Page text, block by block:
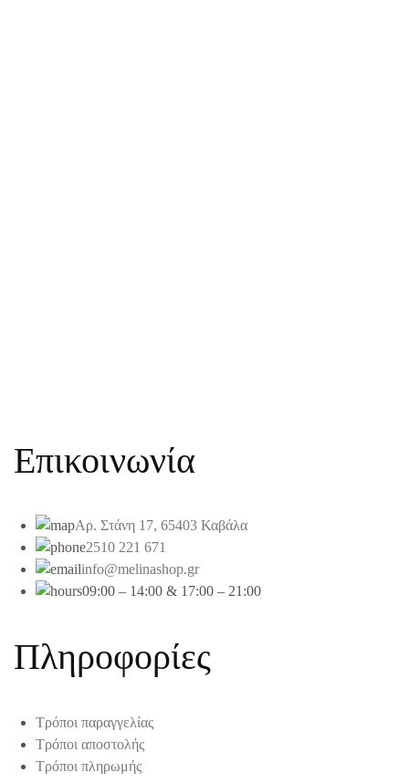
Επικοινωνία
Αρ. Στάνη 17, 65403 Καβάλα
2510 221 671
info@melinashop.gr
09:00 – 14:00 & 17:00 – 21:00
Πληροφορίες
Τρόποι παραγγελίας
Τρόποι αποστολής
Τρόποι πληρωμής